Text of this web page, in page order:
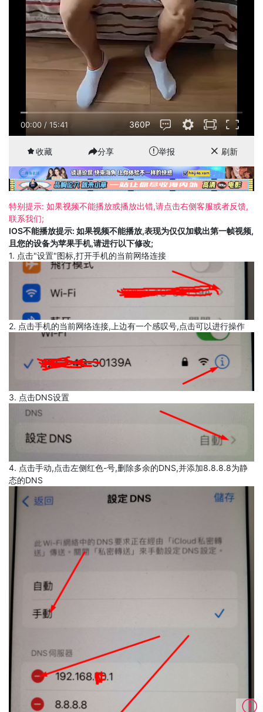
00:00 / 15:41 360P
收藏 分享 举报 刷新
特别提示: 如果视频不能播放或播放出错,请点击右侧客服或者反馈,
联系我们;
IOS不能播放提示: 如果视频不能播放,表现为仅仅加载出第一帧视频,
且您的设备为苹果手机,请进行以下修改;
1. 点击"设置"图标,打开手机的当前网络连接
2. 点击手机的当前网络连接,上边有一个感叹号,点击可以进行操作
3. 点击DNS设置
4. 点击手动,点击左侧红色-号,删除多余的DNS,并添加8.8.8.8为静
态的DNS